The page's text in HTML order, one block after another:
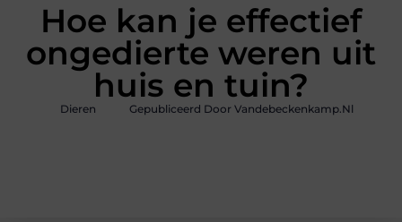
Hoe kan je effectief
ongedierte weren uit
huis en tuin?
Dieren Gepubliceerd Door Vandebeckenkamp.nl